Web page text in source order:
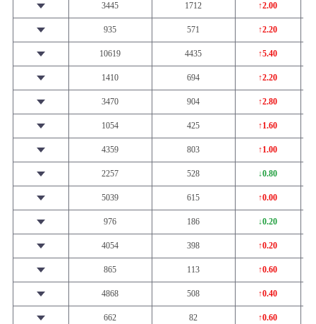
3445 1712 ↑2.00
935 571 ↑2.20
10619 4435 ↑5.40
1410 694 ↑2.20
3470 904 ↑2.80
1054 425 ↑1.60
4359 803 ↑1.00
2257 528 ↓0.80
5039 615 ↑0.00
976 186 ↓0.20
4054 398 ↑0.20
865 113 ↑0.60
4868 508 ↑0.40
662 82 ↑0.60